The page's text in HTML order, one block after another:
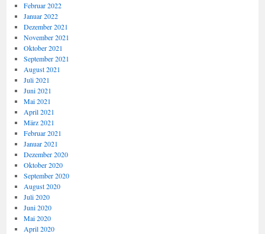
Februar 2022
Januar 2022
Dezember 2021
November 2021
Oktober 2021
September 2021
August 2021
Juli 2021
Juni 2021
Mai 2021
April 2021
März 2021
Februar 2021
Januar 2021
Dezember 2020
Oktober 2020
September 2020
August 2020
Juli 2020
Juni 2020
Mai 2020
April 2020